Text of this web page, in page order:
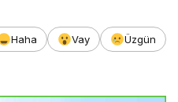
Haha Vay
Üzgün